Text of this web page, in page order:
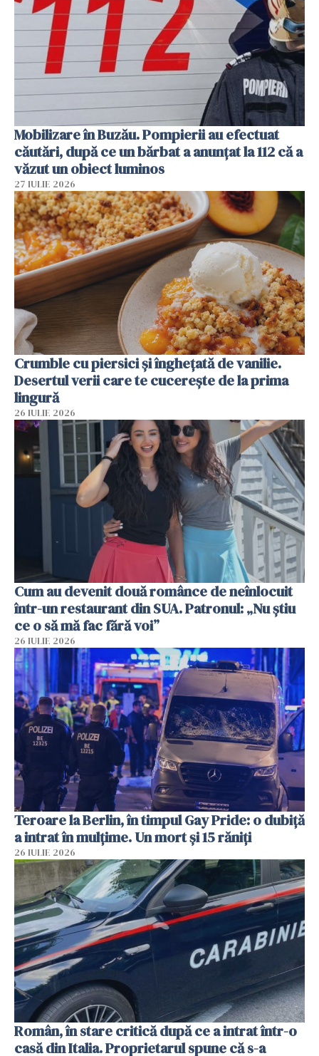
Mobilizare în Buzău. Pompierii au efectuat
căutări, după ce un bărbat a anunțat la 112 că a
văzut un obiect luminos
27 IULIE 2026
Crumble cu piersici și înghețată de vanilie.
Desertul verii care te cucerește de la prima
lingură
26 IULIE 2026
Cum au devenit două românce de neînlocuit
într-un restaurant din SUA. Patronul: „Nu știu
ce o să mă fac fără voi”
26 IULIE 2026
Teroare la Berlin, în timpul Gay Pride: o dubiță
a intrat în mulțime. Un mort și 15 răniți
26 IULIE 2026
Român, în stare critică după ce a intrat într-o
casă din Italia. Proprietarul spune că s-a